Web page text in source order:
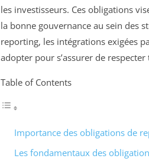
les investisseurs. Ces obligations
la bonne gouvernance au sein des
reporting, les intégrations exigées
adopter pour s’assurer de
Table of Contents
Importance des obligations de
Les fondamentaux des